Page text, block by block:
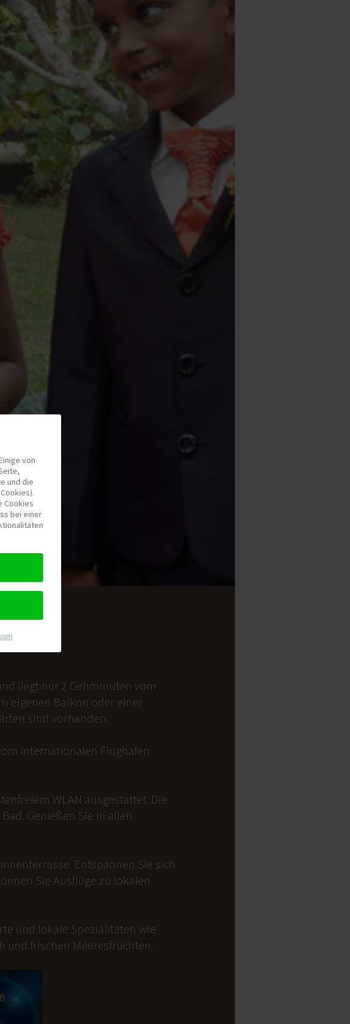
liegt nur 2 Gehminuten vom
eigenen Balkon oder einer
sind vorhanden.
internationalen Flughafen
WLAN ausgestattet. Die
Genießen Sie in allen
Entspannen Sie sich
Sie Ausflüge zu lokalen
und lokale Spezialitäten wie
und frischen Meeresfrüchten.
von
und die
Cookies
bei einer